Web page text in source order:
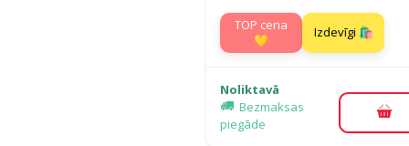
TOP cena
💛
Izdevīgi 🛍️
Noliktavā
Bezmaksas
piegāde